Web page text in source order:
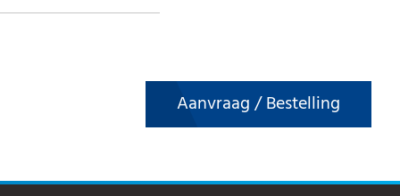
Aanvraag / Bestelling